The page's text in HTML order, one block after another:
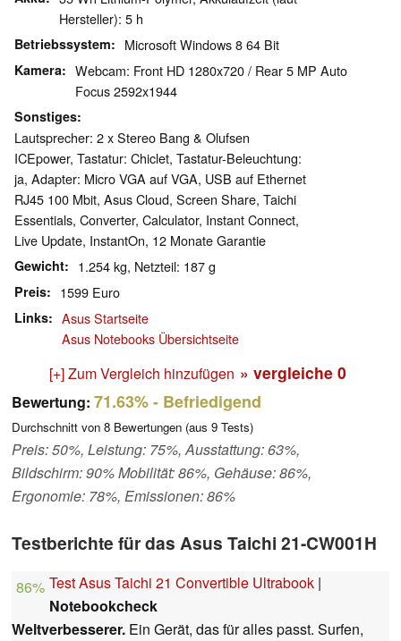
Hersteller): 5 h
Betriebssystem Microsoft Windows 8 64 Bit
Kamera
Webcam: Front HD 1280x720 / Rear 5 MP Auto
Focus 2592x1944
Sonstiges
Lautsprecher: 2 x Stereo Bang & Olufsen
ICEpower, Tastatur: Chiclet, Tastatur-Beleuchtung:
ja, Adapter: Micro VGA auf VGA, USB auf Ethernet
RJ45 100 Mbit, Asus Cloud, Screen Share, Taichi
Essentials, Converter, Calculator, Instant Connect,
Live Update, InstantOn, 12 Monate Garantie
Gewicht 1.254 kg, Netzteil: 187 g
Preis 1599 Euro
Links
Asus Startseite
Asus Notebooks Übersichtseite
[+] Zum Vergleich hinzufügen » vergleiche 0
Bewertung: 71.63%- Befriedigend
Durchschnitt von 8 Bewertungen (aus 9 Tests)
Preis: 50%, Leistung: 75%, Ausstattung: 63%,
Bildschirm: 90% Mobilität: 86%, Gehäuse: 86%,
Ergonomie: 78%, Emissionen: 86%
Testberichte für das Asus Taichi 21-CW001H
86% Test Asus Taichi 21 Convertible Ultrabook |
Notebookcheck
Weltverbesserer. Ein Gerät, das für alles passt. Surfen,